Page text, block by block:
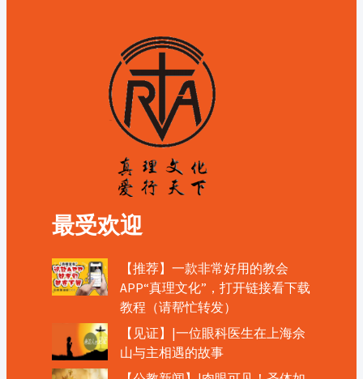
最受欢迎
【推荐】一款非常好用的教会
APP“真理文化”，打开链接看下载
教程（请帮忙转发）
【见证】|一位眼科医生在上海佘
山与主相遇的故事